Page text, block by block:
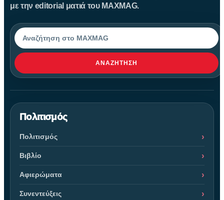
με την editorial ματιά του MAXMAG.
Αναζήτηση
ΑΝΑΖΉΤΗΣΗ
Πολιτισμός
Πολιτισμός
Βιβλίο
Αφιερώματα
Συνεντεύξεις